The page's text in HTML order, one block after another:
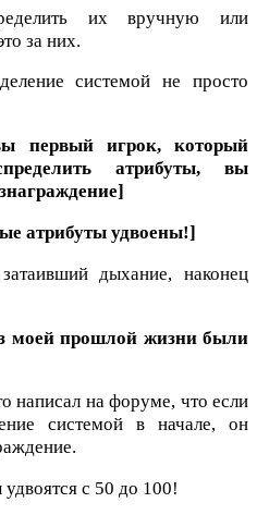
их вручную или
за них.
системой не просто
первый игрок, который
атрибуты, вы
атрибуты удвоены!]
дыхание, наконец
моей прошлой жизни были
написал на форуме, что если
системой в начале, он
с 50 до 100!